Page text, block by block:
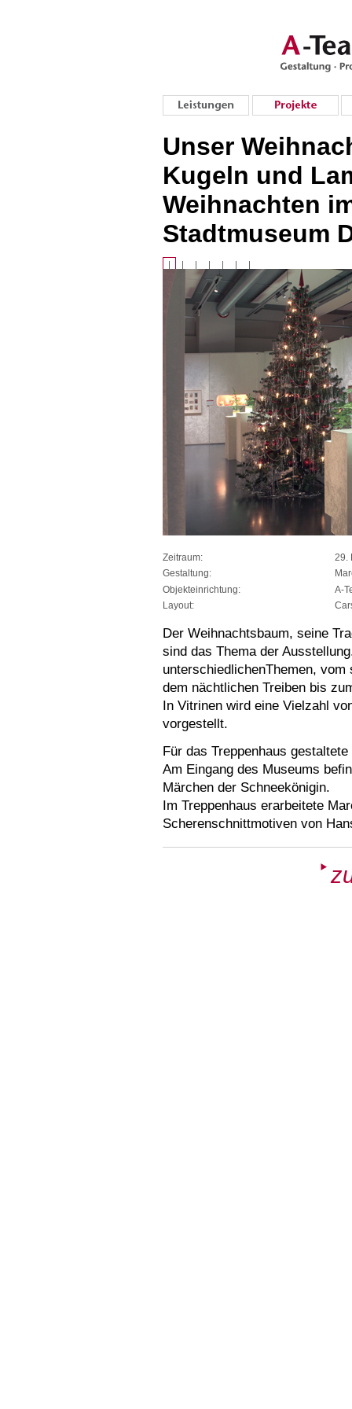
Unser
Kugeln und
Weihnachten
Stadtmuseum
Zeitraum:
29.
Gestaltung:
Objekteinrichtung:
A-
Layout:
Der Weihnachtsbaum, seine
sind das Thema der
unterschiedlichenThemen,
dem nächtlichen Treiben bis
In Vitrinen wird eine Vielzahl
vorgestellt.
Für das Treppenhaus
Am Eingang des Museums
Märchen der Schneekönigin.
Im Treppenhaus erarbeitete
Scherenschnittmotiven von